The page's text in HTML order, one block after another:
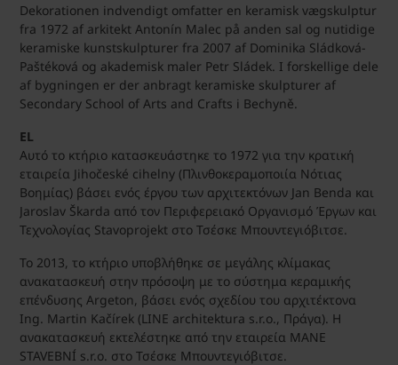
Dekorationen indvendigt omfatter en keramisk vægskulptur
fra 1972 af arkitekt Antonín Malec på anden sal og nutidige
keramiske kunstskulpturer fra 2007 af Dominika Sládková-
Paštéková og akademisk maler Petr Sládek. I forskellige dele
af bygningen er der anbragt keramiske skulpturer af
Secondary School of Arts and Crafts i Bechyně.
EL
Αυτό το κτήριο κατασκευάστηκε το 1972 για την κρατική
εταιρεία Jihočeské cihelny (Πλινθοκεραμοποιία Νότιας
Βοημίας) βάσει ενός έργου των αρχιτεκτόνων Jan Benda και
Jaroslav Škarda από τον Περιφερειακό Οργανισμό Έργων και
Τεχνολογίας Stavoprojekt στο Τσέσκε Μπουντεγιόβιτσε.
Το 2013, το κτήριο υποβλήθηκε σε μεγάλης κλίμακας
ανακατασκευή στην πρόσοψη με το σύστημα κεραμικής
επένδυσης Argeton, βάσει ενός σχεδίου του αρχιτέκτονα
Ing. Martin Kačírek (LINE architektura s.r.o., Πράγα). Η
ανακατασκευή εκτελέστηκε από την εταιρεία MANE
STAVEBNÍ s.r.o. στο Τσέσκε Μπουντεγιόβιτσε.